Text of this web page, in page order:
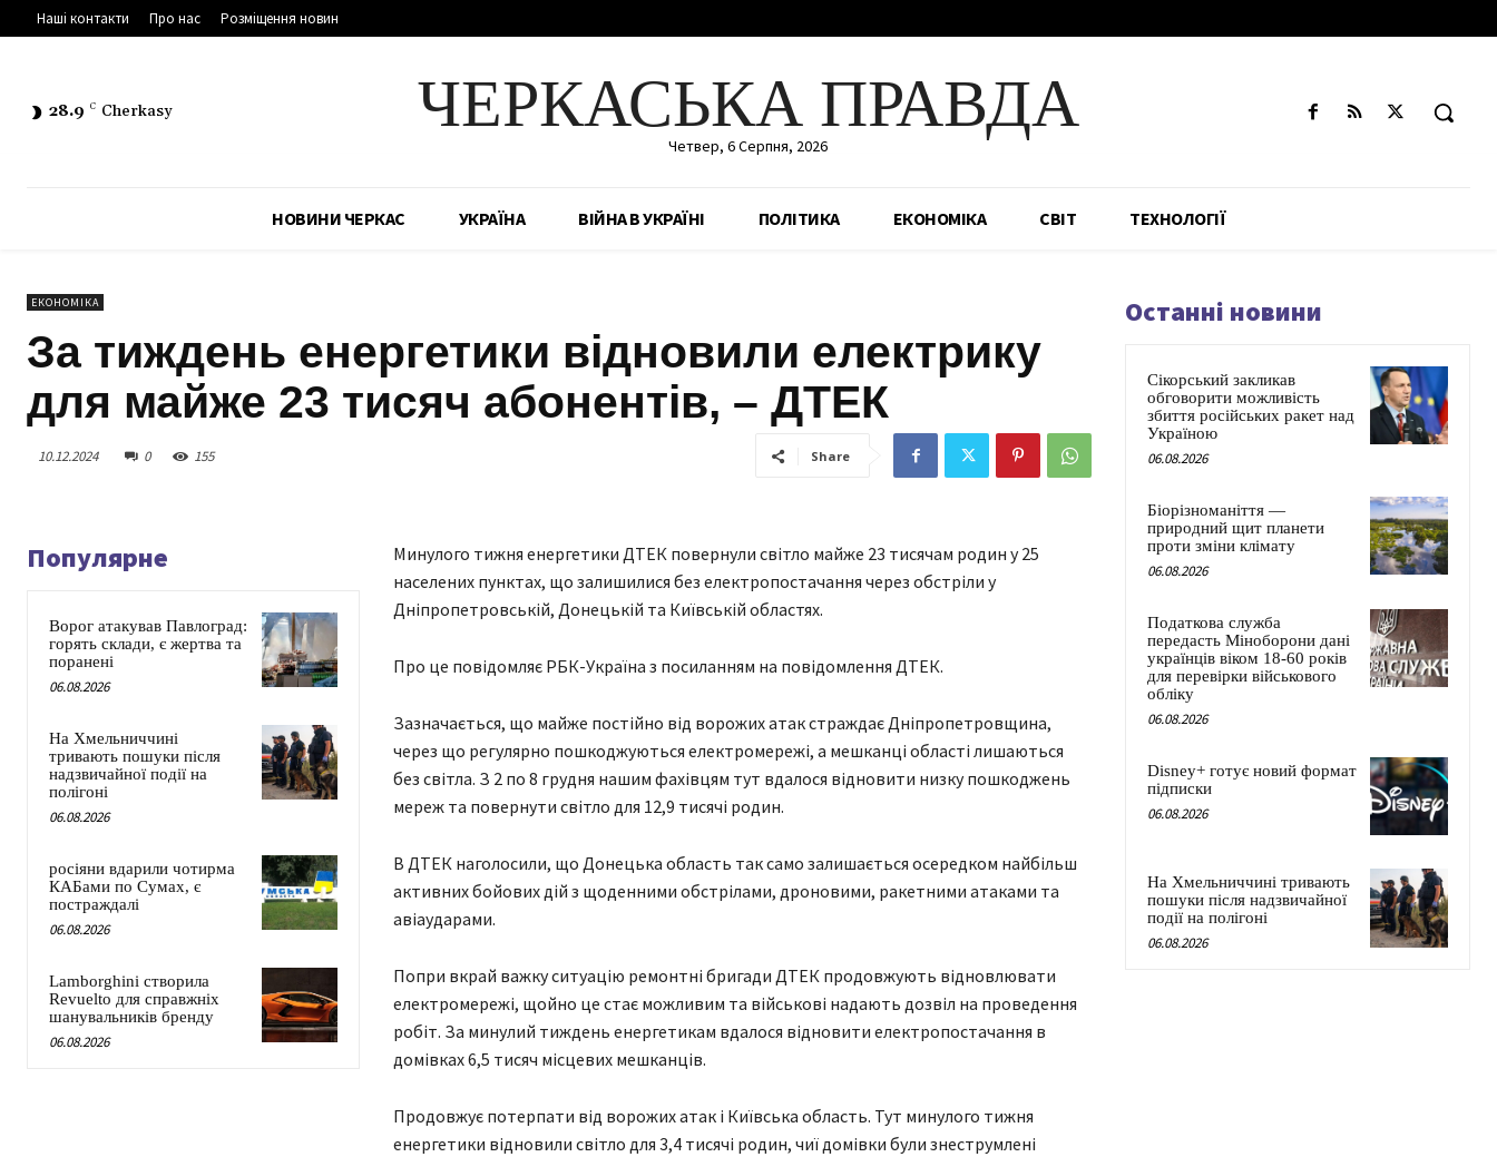
Наші контакти Про нас Розміщення новин
28.9 C Cherkasy ЧЕРКАСЬКА ПРАВДА
Четвер, 6 Серпня, 2026
НОВИНИ ЧЕРКАС УКРАЇНА ВІЙНА В УКРАЇНІ ПОЛІТИКА ЕКОНОМІКА СВІТ ТЕХНОЛОГІЇ
ЕКОНОМІКА
За тиждень енергетики відновили електрику
для майже 23 тисяч абонентів, – ДТЕК
10.12.2024 0 155 Share
Популярне
Ворог атакував Павлоград:
горять склади, є жертва та
поранені
06.08.2026
На Хмельниччині
тривають пошуки після
надзвичайної події на
полігоні
06.08.2026
росіяни вдарили чотирма
КАБами по Сумах, є
постраждалі
06.08.2026
Lamborghini створила
Revuelto для справжніх
шанувальників бренду
06.08.2026
Минулого тижня енергетики ДТЕК повернули світло майже 23 тисячам родин у 25
населених пунктах, що залишилися без електропостачання через обстріли у
Дніпропетровській, Донецькій та Київській областях.
Про це повідомляє РБК-Україна з посиланням на повідомлення ДТЕК.
Зазначається, що майже постійно від ворожих атак страждає Дніпропетровщина,
через що регулярно пошкоджуються електромережі, а мешканці області лишаються
без світла. З 2 по 8 грудня нашим фахівцям тут вдалося відновити низку пошкоджень
мереж та повернути світло для 12,9 тисячі родин.
В ДТЕК наголосили, що Донецька область так само залишається осередком найбільш
активних бойових дій з щоденними обстрілами, дроновими, ракетними атаками та
авіаударами.
Попри вкрай важку ситуацію ремонтні бригади ДТЕК продовжують відновлювати
електромережі, щойно це стає можливим та військові надають дозвіл на проведення
робіт. За минулий тиждень енергетикам вдалося відновити електропостачання в
домівках 6,5 тисяч місцевих мешканців.
Продовжує потерпати від ворожих атак і Київська область. Тут минулого тижня
енергетики відновили світло для 3,4 тисячі родин, чиї домівки були знеструмлені
Останні новини
Сікорський закликав
обговорити можливість
збиття російських ракет над
Україною
06.08.2026
Біорізноманіття —
природний щит планети
проти зміни клімату
06.08.2026
Податкова служба
передасть Міноборони дані
українців віком 18-60 років
для перевірки військового
обліку
06.08.2026
Disney+ готує новий формат
підписки
06.08.2026
На Хмельниччині тривають
пошуки після надзвичайної
події на полігоні
06.08.2026